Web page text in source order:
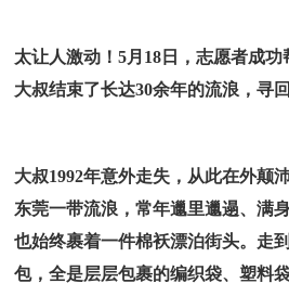
太让人激动！5月18日，志愿者成
大叔结束了长达30余年的流浪，寻
大叔1992年意外走失，从此在外颠
东莞一带流浪，常年邋里邋遢、满
也始终裹着一件棉袄漂泊街头。走
包，全是层层包裹的编织袋、塑料